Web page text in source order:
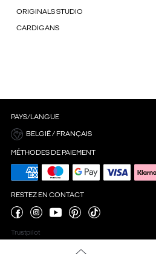
ORIGINALS STUDIO
CARDIGANS
PAYS/LANGUE
BELGIË / FRANÇAIS
MÉTHODES DE PAIEMENT
RESTEZ EN CONTACT
Trustpilot